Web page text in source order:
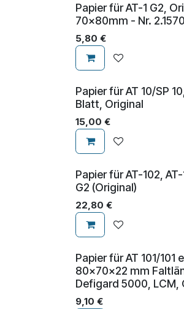
Papier für AT-1 G2,
70x80mm - Nr.
5,80 €
Papier für AT 10/SP
Blatt, Original
15,00 €
Papier für AT-102,
G2 (Original)
22,80 €
Papier für AT 101/101
80x70x22 mm
Defigard 5000, LCM,
9,10 €